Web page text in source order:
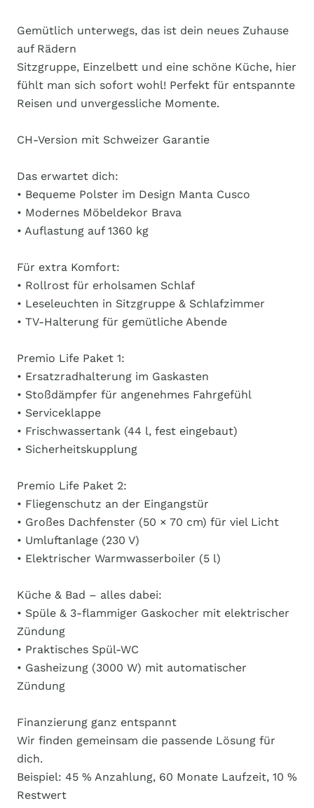
Gemütlich unterwegs, das ist dein neues Zuhause
auf Rädern
Sitzgruppe, Einzelbett und eine schöne Küche, hier
fühlt man sich sofort wohl! Perfekt für entspannte
Reisen und unvergessliche Momente.
CH-Version mit Schweizer Garantie
Das erwartet dich:
• Bequeme Polster im Design Manta Cusco
• Modernes Möbeldekor Brava
• Auflastung auf 1360 kg
Für extra Komfort:
• Rollrost für erholsamen Schlaf
• Leseleuchten in Sitzgruppe & Schlafzimmer
• TV-Halterung für gemütliche Abende
Premio Life Paket 1:
• Ersatzradhalterung im Gaskasten
• Stoßdämpfer für angenehmes Fahrgefühl
• Serviceklappe
• Frischwassertank (44 l, fest eingebaut)
• Sicherheitskupplung
Premio Life Paket 2:
• Fliegenschutz an der Eingangstür
• Großes Dachfenster (50 × 70 cm) für viel Licht
• Umluftanlage (230 V)
• Elektrischer Warmwasserboiler (5 l)
Küche & Bad – alles dabei:
• Spüle & 3-flammiger Gaskocher mit elektrischer
Zündung
• Praktisches Spül-WC
• Gasheizung (3000 W) mit automatischer
Zündung
Finanzierung ganz entspannt
Wir finden gemeinsam die passende Lösung für
dich.
Beispiel: 45 % Anzahlung, 60 Monate Laufzeit, 10 %
Restwert